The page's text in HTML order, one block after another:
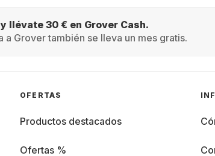
llévate 30 € en Grover Cash.
a Grover también se lleva un mes gratis.
OFERTAS
Productos destacados
Ofertas %